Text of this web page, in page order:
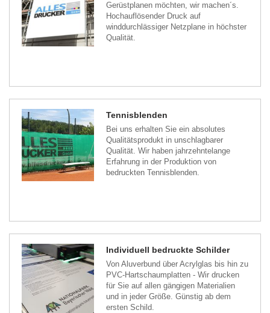
Gerüstplanen möchten, wir machen´s.
Hochauflösender Druck auf
winddurchlässiger Netzplane in höchster
Qualität.
Tennisblenden
Bei uns erhalten Sie ein absolutes
Qualitätsprodukt in unschlagbarer
Qualität. Wir haben jahrzehntelange
Erfahrung in der Produktion von
bedruckten Tennisblenden.
Individuell bedruckte Schilder
Von Aluverbund über Acrylglas bis hin zu
PVC-Hartschaumplatten - Wir drucken
für Sie auf allen gängigen Materialien
und in jeder Größe. Günstig ab dem
ersten Schild.